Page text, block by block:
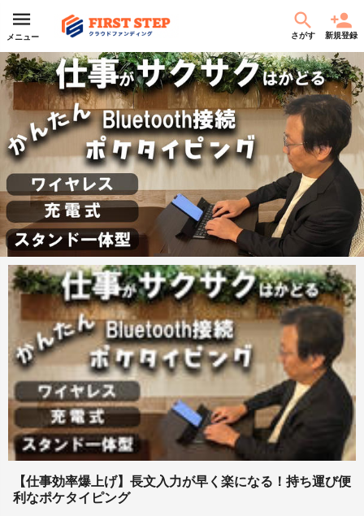
メニュー さがす 新規登録
【仕事効率爆上げ】長文入力が早く楽になる！持ち運び便
利なポケタイピング